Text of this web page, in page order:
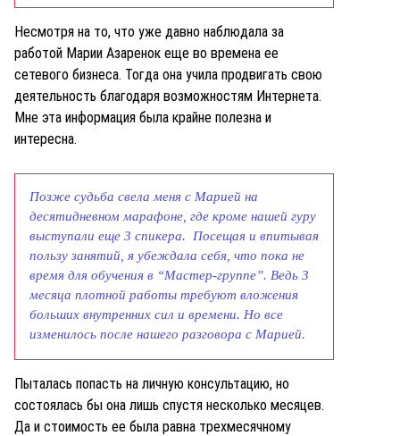
Несмотря на то, что уже давно наблюдала за
работой Марии Азаренок еще во времена ее
сетевого бизнеса. Тогда она учила продвигать свою
деятельность благодаря возможностям Интернета.
Мне эта информация была крайне полезна и
интересна.
Позже судьба свела меня с Марией на
десятидневном марафоне, где кроме нашей гуру
выступали еще 3 спикера. Посещая и впитывая
пользу занятий, я убеждала себя, что пока не
время для обучения в “Мастер-группе”. Ведь 3
месяца плотной работы требуют вложения
больших внутренних сил и времени. Но все
изменилось после нашего разговора с Марией.
Пыталась попасть на личную консультацию, но
состоялась бы она лишь спустя несколько месяцев.
Да и стоимость ее была равна трехмесячному